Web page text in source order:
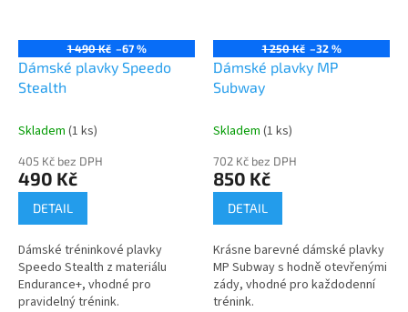
1 490 Kč –67 %
Dámské plavky Speedo
Stealth
Skladem (1 ks)
405 Kč bez DPH
490 Kč
DETAIL
Dámské tréninkové plavky
Speedo Stealth z materiálu
Endurance+, vhodné pro
pravidelný trénink.
1 250 Kč –32 %
Dámské plavky MP
Subway
Skladem (1 ks)
702 Kč bez DPH
850 Kč
DETAIL
Krásne barevné dámské plavky
MP Subway s hodně otevřenými
zády, vhodné pro každodenní
trénink.